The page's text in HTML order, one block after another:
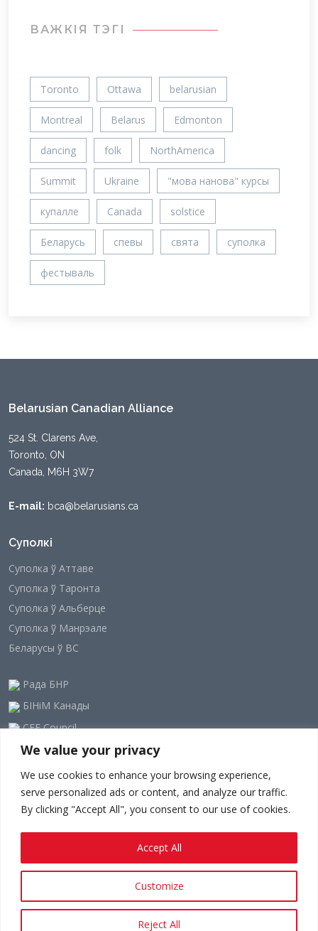
We value your privacy
We use cookies to enhance your browsing experience,
serve personalized ads or content, and analyze our traffic.
By clicking "Accept All", you consent to our use of cookies.
Customize
Reject All
Accept All
ВАЖКIЯ ТЭГІ
Toronto Ottawa belarusian
Montreal Belarus Edmonton
dancing folk NorthAmerica
Summit Ukraine "мова нанова" курсы
купалле Canada solstice
Беларусь спевы свята суполка
фестываль
Belarusian Canadian Alliance
524 St. Clarens Ave,
Toronto, ON
Canada, M6H 3W7
E-mail: bca@belarusians.ca
Суполкі
Суполка ў Аттаве
Суполка ў Таронта
Суполка ў Альберце
Суполка ў Манрэале
Беларусы ў ВС
Рада БНР
БІНіМ Канады
CEE Council
Since 1948 - © 2023-24belarusians.ca
Палітыка прыватнасці.Ужыванне тэрмінаў.